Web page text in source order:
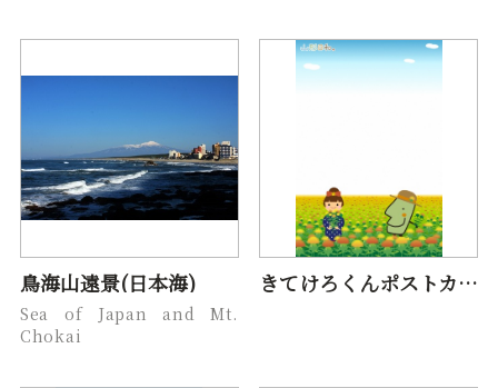
鳥海山遠景(日本海)
Sea of Japan and Mt.
Chokai
きてけろくんポストカード（７月紅花）